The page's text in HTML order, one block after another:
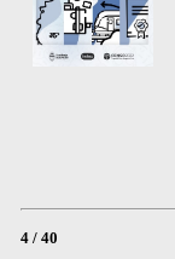
4 / 40